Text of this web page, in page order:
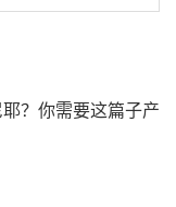
？你需要这篇子产